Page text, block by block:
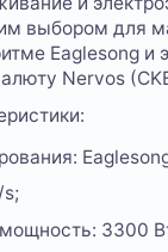
выбором для
Eaglesong и
Nervos
s;
3300